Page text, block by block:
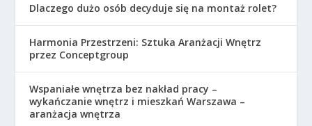
Dlaczego dużo osób decyduje się na montaż rolet?
Harmonia Przestrzeni: Sztuka Aranżacji Wnętrz
przez Conceptgroup
Wspaniałe wnętrza bez nakład pracy –
wykańczanie wnętrz i mieszkań Warszawa –
aranżacja wnętrza